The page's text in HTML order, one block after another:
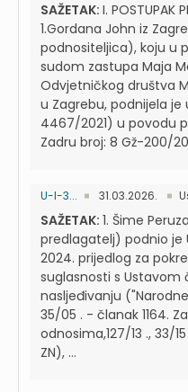
SAŽETAK: I. POSTUPAK
1.Gordana John iz
podnositeljica), koju u
sudom zastupa Maja
Odvjetničkog društva
u Zagrebu, podnijela
4467/2021) u povodu
Zadru broj: 8 Gž-200/
U-I-3... 31.03.2026.
SAŽETAK: 1. Šime
predlagatelj) podnio je
2024. prijedlog za
suglasnosti s Ustavom
nasljeđivanju
35/05 . - članak 1164.
odnosima,127/13 ., 33/
ZN), ...